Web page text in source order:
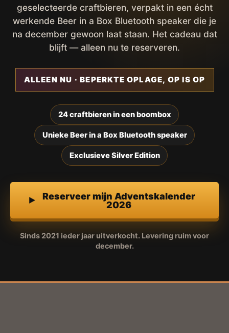
geselecteerde craftbieren, verpakt in een écht
werkende Beer in a Box Bluetooth speaker die je
na december gewoon laat staan. Het cadeau dat
blijft — alleen nu te reserveren.
ALLEEN NU · BEPERKTE OPLAGE, OP IS OP
24 craftbieren in een boombox
Unieke Beer in a Box Bluetooth speaker
Exclusieve Silver Edition
Reserveer mijn Adventskalender
2026
Sinds 2021 ieder jaar uitverkocht. Levering ruim voor
december.